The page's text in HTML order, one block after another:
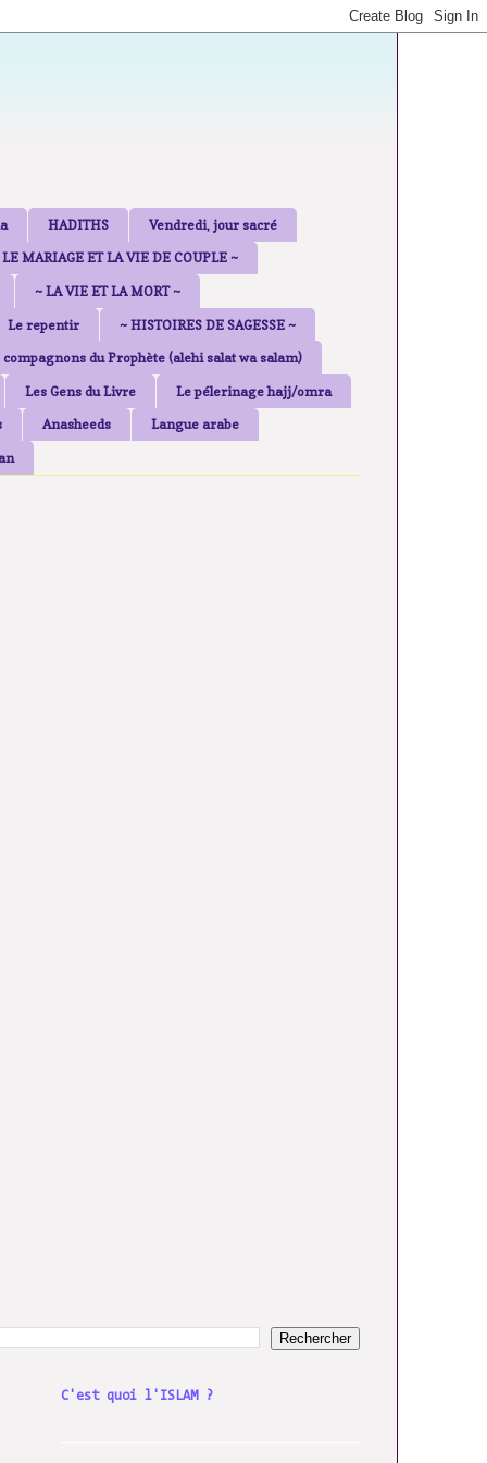
HADITHS Vendredi, jour sacré
LE MARIAGE ET LA VIE DE COUPLE ~
~ LA VIE ET LA MORT ~
Le repentir ~ HISTOIRES DE SAGESSE ~
compagnons du Prophète (alehi salat wa salam)
Les Gens du Livre Le pélerinage hajj/omra
Anasheeds Langue arabe
C'est quoi l'ISLAM ?